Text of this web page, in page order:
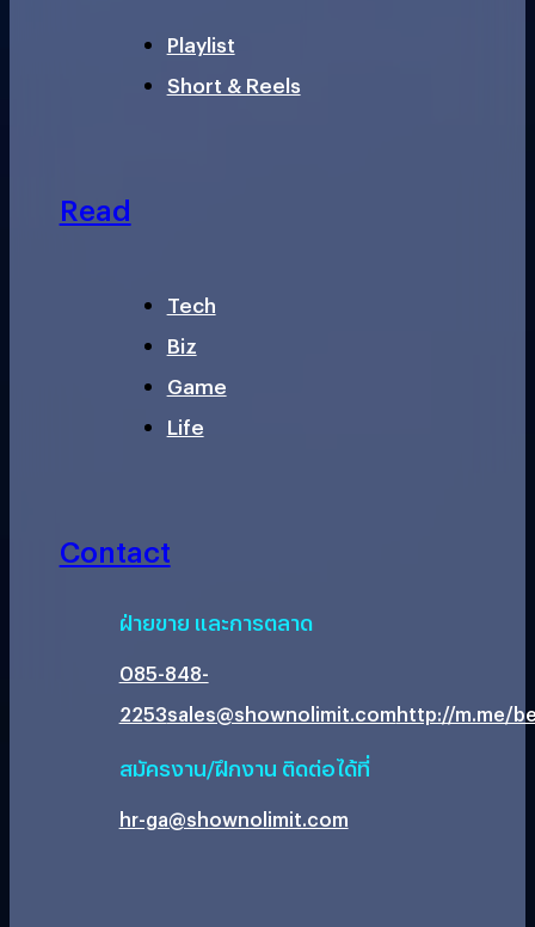
Playlist
Short & Reels
Read
Tech
Biz
Game
Life
Contact
ฝ่ายขาย และการตลาด
085-848-
2253sales@shownolimit.comhttp://m.me/
สมัครงาน/ฝึกงาน ติดต่อได้ที่
hr-ga@shownolimit.com